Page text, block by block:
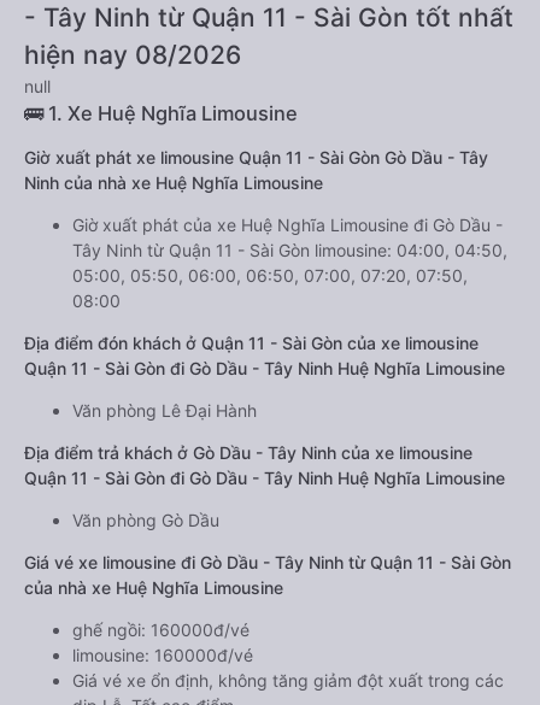
- Tây Ninh từ Quận 11 - Sài Gòn tốt nhất
hiện nay 08/2026
null
🚌 1. Xe Huệ Nghĩa Limousine
Giờ xuất phát xe limousine Quận 11 - Sài Gòn Gò Dầu - Tây
Ninh của nhà xe Huệ Nghĩa Limousine
Giờ xuất phát của xe Huệ Nghĩa Limousine đi Gò Dầu -
Tây Ninh từ Quận 11 - Sài Gòn limousine: 04:00, 04:50,
05:00, 05:50, 06:00, 06:50, 07:00, 07:20, 07:50,
08:00
Địa điểm đón khách ở Quận 11 - Sài Gòn của xe limousine
Quận 11 - Sài Gòn đi Gò Dầu - Tây Ninh Huệ Nghĩa Limousine
Văn phòng Lê Đại Hành
Địa điểm trả khách ở Gò Dầu - Tây Ninh của xe limousine
Quận 11 - Sài Gòn đi Gò Dầu - Tây Ninh Huệ Nghĩa Limousine
Văn phòng Gò Dầu
Giá vé xe limousine đi Gò Dầu - Tây Ninh từ Quận 11 - Sài Gòn
của nhà xe Huệ Nghĩa Limousine
ghế ngồi: 160000đ/vé
limousine: 160000đ/vé
Giá vé xe ổn định, không tăng giảm đột xuất trong các